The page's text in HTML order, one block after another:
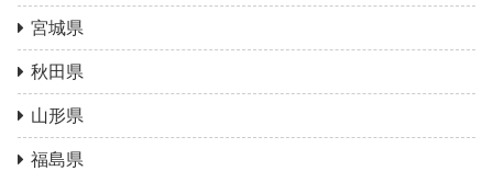
宮城県
秋田県
山形県
福島県